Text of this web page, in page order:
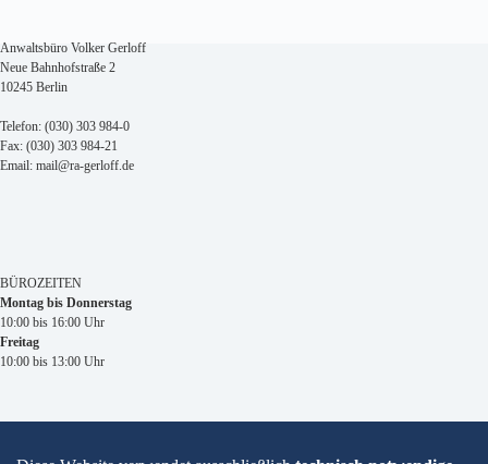
Anwaltsbüro Volker Gerloff
Neue Bahnhofstraße 2
10245 Berlin
Telefon: (030) 303 984-0
Fax: (030) 303 984-21
Email: mail@ra-gerloff.de
BÜROZEITEN
Montag bis Donnerstag
10:00 bis 16:00 Uhr
Freitag
10:00 bis 13:00 Uhr